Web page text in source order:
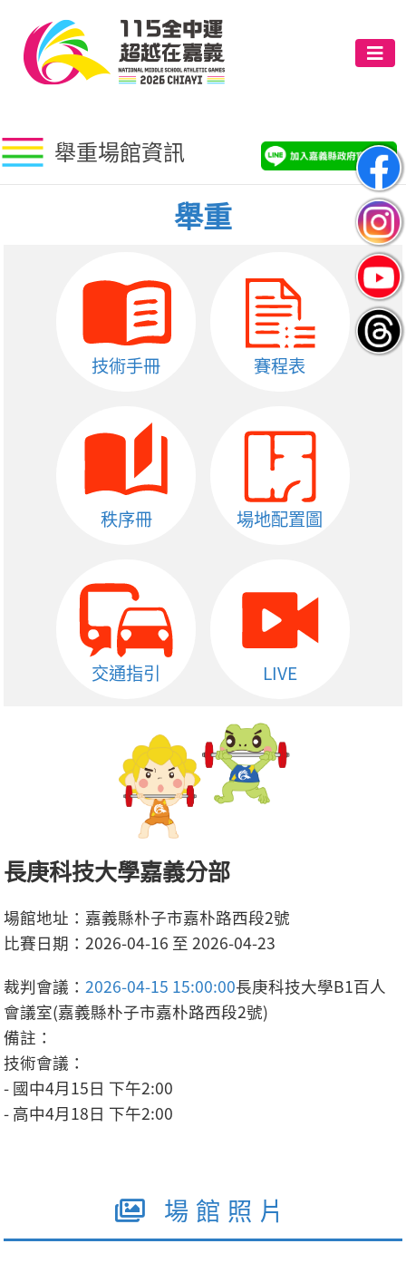
舉重場館資訊
舉重
技術手冊 賽程表
秩序冊 場地配置圖
交通指引 LIVE
長庚科技大學嘉義分部
場館地址：嘉義縣朴子市嘉朴路西段2號
比賽日期：2026-04-16 至 2026-04-23
裁判會議：2026-04-15 15:00:00長庚科技大學B1百人
會議室(嘉義縣朴子市嘉朴路西段2號)
備註：
技術會議：
- 國中4月15日 下午2:00
- 高中4月18日 下午2:00
場館照片